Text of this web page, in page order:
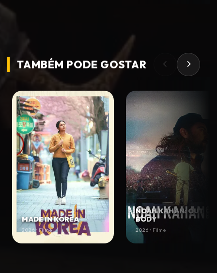
TAMBÉM PODE GOSTAR
MADE IN KOREA
2026 • Filme
NOAH KAHAN: OUT OF
BODY
2026 • Filme